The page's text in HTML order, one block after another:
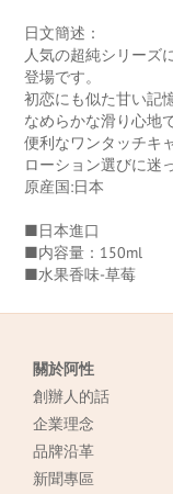
日文簡述：
人気の超純シリーズ
登場です。
初恋にも似た甘い記
なめらかな滑り心地
便利なワンタッチキ
ローション選びに迷
原産国:日本
■日本進口
■内容量：150ml
■水果香味-草莓
關於阿性
創辦人的話
企業理念
品牌沿革
新聞專區